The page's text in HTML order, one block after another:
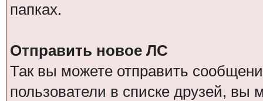
папках.
Отправить новое ЛС
Так вы можете отправить
пользователи в списке друзей, вы